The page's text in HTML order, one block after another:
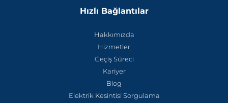
Hızlı Bağlantılar
Hakkımızda
Hizmetler
Geçiş Süreci
Kariyer
Blog
Elektrik Kesintisi Sorgulama